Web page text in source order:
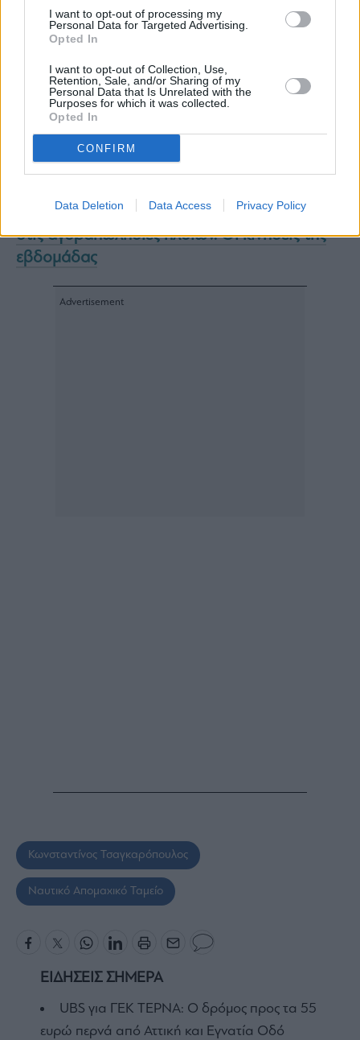
I want to opt-out of processing my
Personal Data for Targeted Advertising.
Opted In
I want to opt-out of Collection, Use,
Retention, Sale, and/or Sharing of my
Personal Data that Is Unrelated with the
Purposes for which it was collected.
Opted In
CONFIRM
Data Deletion Data Access Privacy Policy
τεκμηριωμένες εισηγήσεις για την βελτίωση
της απασχόλησης και της κοινωνικής
που τιμούν το ναυτικό επάγγελμα», κατέληξε ο
κ. Τσαγκαρόπουλος.
Διαβάστε επίσης:
Γαβριήλ Αμίτσης: Το 70% των Ελλήνων
ναυτικών είναι κάτω των 45 ετών, σύμφωνα
VesselsValue: Πώς διαμορφώθηκαν οι τιμές
στις αγοραπωλησίες πλοίων. Οι κινήσεις της
εβδομάδας
Κωνσταντίνος Τσαγκαρόπουλος
Ναυτικό Απομαχικό Ταμείο
ΕΙΔΗΣΕΙΣ ΣΗΜΕΡΑ
UBS για ΓΕΚ ΤΕΡΝΑ: Ο δρόμος προς τα 55
ευρώ περνά από Αττική και Εγνατία Οδό